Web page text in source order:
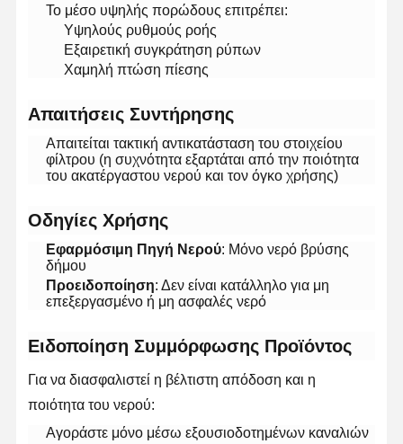
Προϊόντα Βίντεο
Σχετικά Με
Το μέσο υψηλής πορώδους επιτρέπει:
Υψηλούς ρυθμούς ροής
Εξαιρετική συγκράτηση ρύπων
Χαμηλή πτώση πίεσης
​Απαιτήσεις Συντήρησης​
Απαιτείται τακτική αντικατάσταση του στοιχείου
φίλτρου (η συχνότητα εξαρτάται από την ποιότητα
του ακατέργαστου νερού και τον όγκο χρήσης)
​Οδηγίες Χρήσης​
​Εφαρμόσιμη Πηγή Νερού​​: Μόνο νερό βρύσης
δήμου
​Προειδοποίηση​​: Δεν είναι κατάλληλο για μη
επεξεργασμένο ή μη ασφαλές νερό
​Ειδοποίηση Συμμόρφωσης Προϊόντος​
Για να διασφαλιστεί η βέλτιστη απόδοση και η
ποιότητα του νερού:
Αγοράστε μόνο μέσω εξουσιοδοτημένων καναλιών